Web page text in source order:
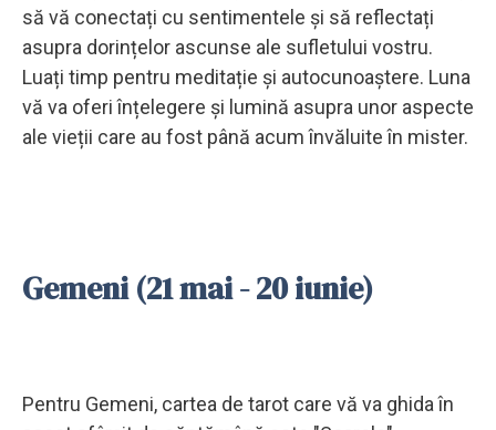
să vă conectați cu sentimentele și să reflectați
asupra dorințelor ascunse ale sufletului vostru.
Luați timp pentru meditație și autocunoaștere. Luna
vă va oferi înțelegere și lumină asupra unor aspecte
ale vieții care au fost până acum învăluite în mister.
Gemeni (21 mai - 20 iunie)
Pentru Gemeni, cartea de tarot care vă va ghida în